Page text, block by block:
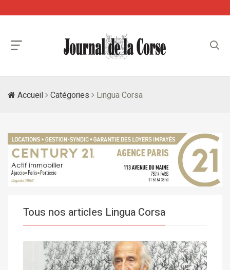
Accueil Catégories Lingua Corsa
Tous nos articles Lingua Corsa